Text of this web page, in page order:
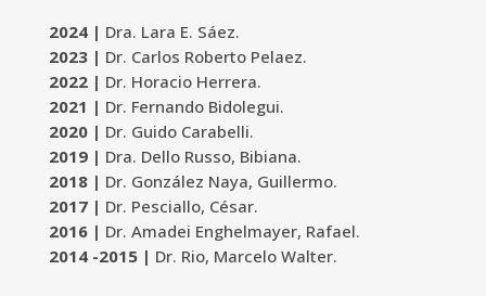
2024 | Dra. Lara E. Sáez.
2023 | Dr. Carlos Roberto Pelaez.
2022 | Dr. Horacio Herrera.
2021 | Dr. Fernando Bidolegui.
2020 | Dr. Guido Carabelli.
2019 | Dra. Dello Russo, Bibiana.
2018 | Dr. González Naya, Guillermo.
2017 | Dr. Pesciallo, César.
2016 | Dr. Amadei Enghelmayer, Rafael.
2014 -2015 | Dr. Rio, Marcelo Walter.